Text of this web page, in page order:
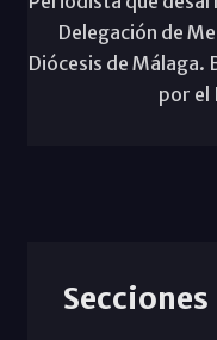
Delegación de
Diócesis de Málaga.
por el
Secciones